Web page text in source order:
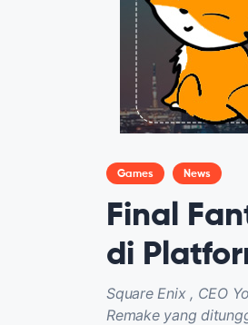
Games News
Final
di
Square Enix , CEO
Remake yang